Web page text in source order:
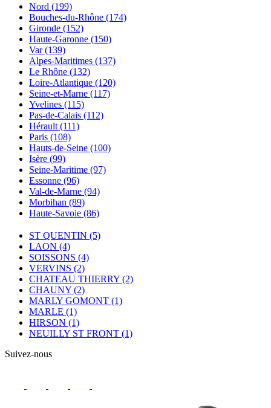
Nord (199)
Bouches-du-Rhône (174)
Gironde (152)
Haute-Garonne (150)
Var(139)
Alpes-Maritimes (137)
Le Rhône (132)
Loire-Atlantique (120)
Seine-et-Marne (117)
Yvelines (115)
Pas-de-Calais (112)
Hérault (111)
Paris (108)
Hauts-de-Seine (100)
Isère (99)
Seine-Maritime (97)
Essonne (96)
Val-de-Marne (94)
Morbihan (89)
Haute-Savoie (86)
ST QUENTIN (5)
LAON (4)
SOISSONS (4)
VERVINS (2)
CHATEAU THIERRY (2)
CHAUNY (2)
MARLY GOMONT (1)
MARLE (1)
HIRSON (1)
NEUILLY ST FRONT (1)
Suivez-nous